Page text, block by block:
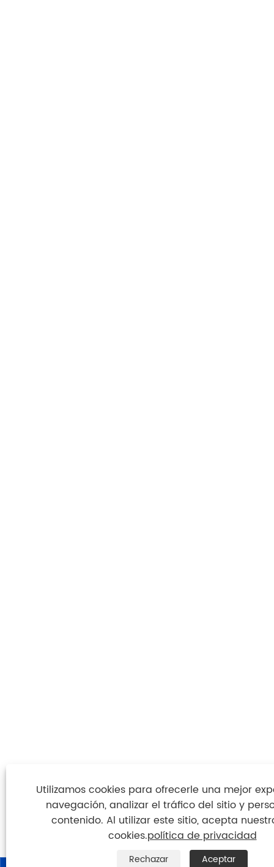
Utilizamos cookies para ofrecerle una mejor
navegación, analizar el tráfico del sitio y
contenido. Al utilizar este sitio, acepta
cookies.política de privacidad
Rechazar Aceptar